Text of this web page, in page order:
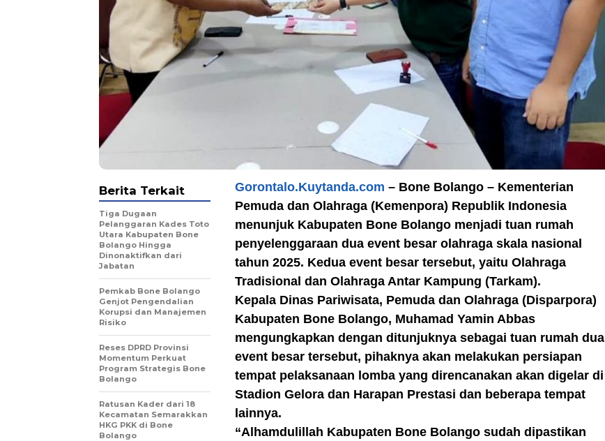
Gorontalo.Kuytanda.com – Bone Bolango – Kementerian
Pemuda dan Olahraga (Kemenpora) Republik Indonesia
menunjuk Kabupaten Bone Bolango menjadi tuan rumah
penyelenggaraan dua event besar olahraga skala nasional
tahun 2025. Kedua event besar tersebut, yaitu Olahraga
Tradisional dan Olahraga Antar Kampung (Tarkam).
Kepala Dinas Pariwisata, Pemuda dan Olahraga (Disparpora)
Kabupaten Bone Bolango, Muhamad Yamin Abbas
mengungkapkan dengan ditunjuknya sebagai tuan rumah dua
event besar tersebut, pihaknya akan melakukan persiapan
tempat pelaksanaan lomba yang direncanakan akan digelar di
Stadion Gelora dan Harapan Prestasi dan beberapa tempat
lainnya.
“Alhamdulillah Kabupaten Bone Bolango sudah dipastikan
Berita Terkait
Tiga Dugaan
Pelanggaran Kades Toto
Utara Kabupaten Bone
Bolango Hingga
Dinonaktifkan dari
Jabatan
Pemkab Bone Bolango
Genjot Pengendalian
Korupsi dan Manajemen
Risiko
Reses DPRD Provinsi
Momentum Perkuat
Program Strategis Bone
Bolango
Ratusan Kader dari 18
Kecamatan Semarakkan
HKG PKK di Bone
Bolango